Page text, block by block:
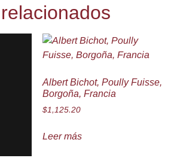
Albert Bichot, Poully Fuisse,
Borgoña, Francia
$1,125.20
Leer más